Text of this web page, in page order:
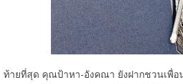
ท้ายที่สุด คุณป้าหา-อังคณา ยังฝากชวนเพื่อ